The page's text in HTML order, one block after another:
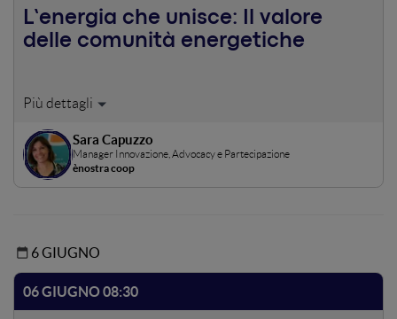
6 GIUGNO
06 GIUGNO 08:30
L’energia che unisce: Il valore
delle comunità energetiche
Cosa sono le comunità energetiche? Quanto possono
Tutti sembrano volerle, l’Italia sembra essere un esempio
virtuoso ma i numeri sono ancora bassi, perché?
Sara Capuzzo
Manager Innovazione, Advocacy e Partecipazione
ènostra coop